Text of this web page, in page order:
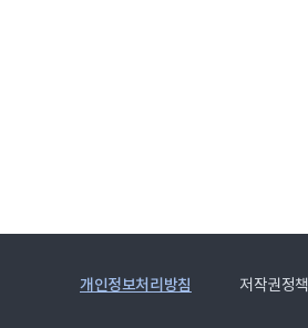
개인정보처리방침 저작권정책